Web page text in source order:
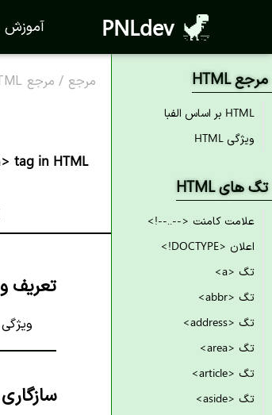
PNLdev آموزش
مرجع / مرجع HTML
tag in HTML
تعریف و
ویژگی
سازگاری
مرجع HTML
HTML بر اساس الفبا
ویژگی HTML
تگ های HTML
علامت کامنت <--..--!>
اعلان <DOCTYPE!>
تگ <a>
تگ <abbr>
تگ <address>
تگ <area>
تگ <article>
تگ <aside>